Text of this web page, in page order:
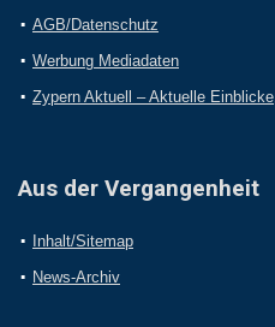
AGB/Datenschutz
Werbung Mediadaten
Zypern Aktuell – Aktuelle
Aus der Vergangenheit
Inhalt/Sitemap
News-Archiv